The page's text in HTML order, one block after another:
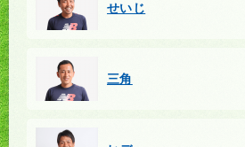
せいじ
三角